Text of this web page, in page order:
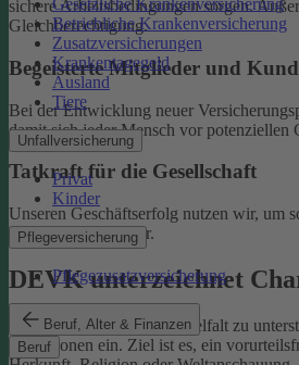
Gesetzliche Krankenversicherung
Betriebliche Krankenversicherung
Zusatzversicherungen
Krankentagegeld
Ausland
Tiere
Unfallversicherung
Privat
Kinder
Pflegeversicherung
Pflegezusatzversicherung
Beruf, Alter & Finanzen
Beruf
sichere Arbeitsbedingungen sorgen.
Gleichberechtigung.
Begeisterte Mitglieder und
Bei der Entwicklung neuer
damit sich jeder Mensch vor potenziellen
Tatkraft für die Gesellschaft
Unseren Geschäftserfolg nutzen wir, um
Familien und Kinder.
DEVK unterzeichnet
Als Selbstverpflichtung, Vielfalt zu
Institutionen ein. Ziel ist es, ein